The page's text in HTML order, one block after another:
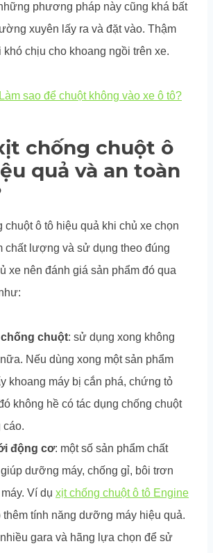
phương pháp này cũng khá bất
xuyên lấy ra và đặt vào. Thậm
khó chịu cho khoang ngồi trên xe.
Làm sao để chuột không vào xe ô tô?
chống chuột ô
quả và an toàn
chuột ô tô hiệu quả khi chủ xe chọn
chất lượng và sử dụng theo đúng
xe nên đánh giá sản phẩm đó qua
chống chuột: sử dụng xong không
Nếu dùng xong một sản phẩm
khoang máy bị cắn phá, chứng tỏ
không hề có tác dụng chống chuột
cáo.
động cơ: một số sản phẩm chất
dưỡng máy, chống gỉ, bôi trơn
Ví dụ xịt chống chuột ô tô Engine
thêm tính năng dưỡng máy hiệu quả.
gara và hãng lựa chọn để sử